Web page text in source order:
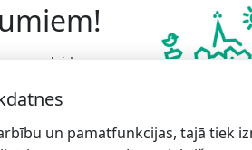
nepalaid
un pamatfunkcijas, tajā tiek